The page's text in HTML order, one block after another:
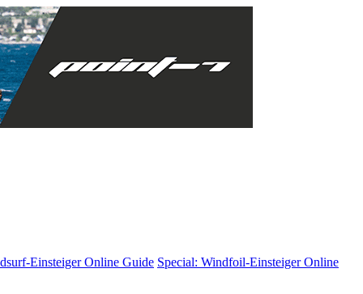
EinsteigerOnline Guide Special: Windfoil-EinsteigerOnline